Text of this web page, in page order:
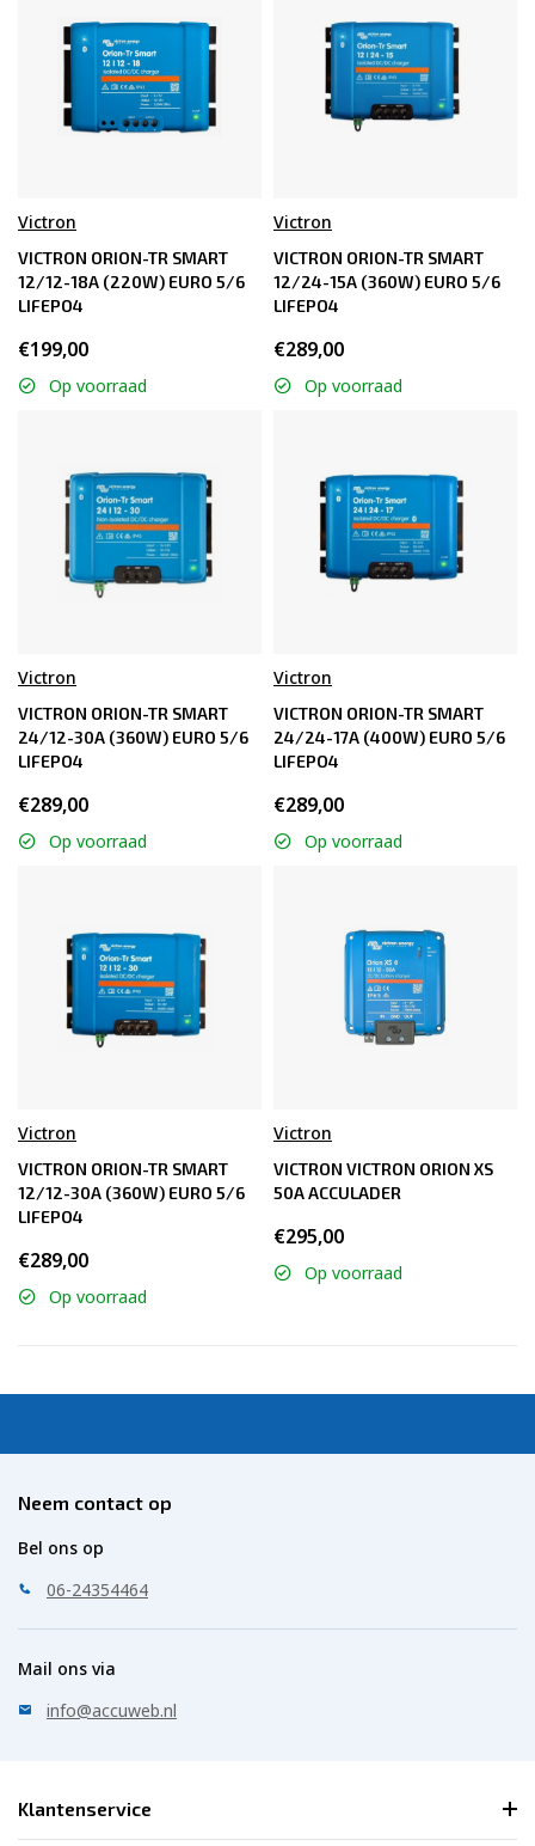
Victron
VICTRON ORION-TR SMART
12/12-18A (220W) EURO 5/6
LIFEPO4
€199,00
Op voorraad
Victron
VICTRON ORION-TR SMART
12/24-15A (360W) EURO 5/6
LIFEPO4
€289,00
Op voorraad
Victron
VICTRON ORION-TR SMART
24/12-30A (360W) EURO 5/6
LIFEPO4
€289,00
Op voorraad
Victron
VICTRON ORION-TR SMART
24/24-17A (400W) EURO 5/6
LIFEPO4
€289,00
Op voorraad
Victron
VICTRON ORION-TR SMART
12/12-30A (360W) EURO 5/6
LIFEPO4
€289,00
Op voorraad
Victron
VICTRON VICTRON ORION XS
50A ACCULADER
€295,00
Op voorraad
Neem contact op
Bel ons op
06-24354464
Mail ons via
info@accuweb.nl
Klantenservice